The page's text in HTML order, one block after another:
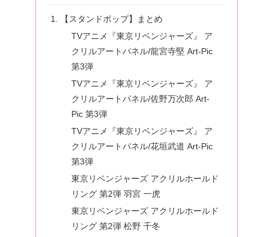
【スタンドポップ】まとめ
TVアニメ『東京リベンジャーズ』 ア
クリルアートパネル/龍宮寺堅 Art-Pic
第3弾
TVアニメ『東京リベンジャーズ』 ア
クリルアートパネル/佐野万次郎 Art-
Pic 第3弾
TVアニメ『東京リベンジャーズ』 ア
クリルアートパネル/花垣武道 Art-Pic
第3弾
東京リベンジャーズ アクリルホールド
リング 第2弾 羽宮 一虎
東京リベンジャーズ アクリルホールド
リング 第2弾 松野 千冬